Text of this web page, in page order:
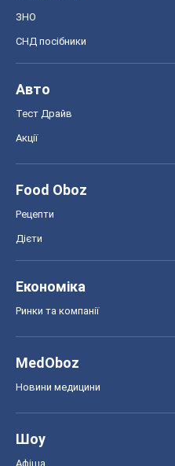
ЗНО
СНД посібники
Авто
Тест Драйв
Акції
Food Oboz
Рецепти
Дієти
Економіка
Ринки та компанії
MedOboz
Новини медицини
Шоу
Афіша